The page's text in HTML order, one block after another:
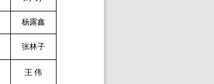
杨露鑫
张林子
王 伟